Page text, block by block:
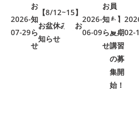
2026-
07-29
お
知
ら
せ
【8/12~15】
お盆休みのお
知らせ
➜➜
2026-
06-09
お
知
ら
せ
員
も】
夏期
講習
の募
集開
始！
➜➜02-